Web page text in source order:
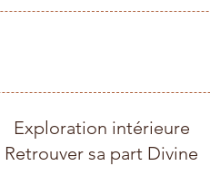
Exploration intérieure
Retrouver sa part Divine